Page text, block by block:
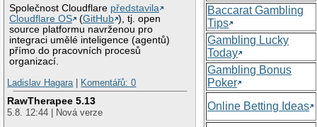
Společnost Cloudflare představila
Cloudflare OS
(GitHub ), tj. open
source platformu navrženou pro
integraci umělé inteligence (agentů)
přímo do pracovních procesů
organizací.
Ladislav Hagara
Komentářů: 0
RawTherapee 5.13
5.8. 12:44 | Nová verze
Baccarat Gambling
Tips
Gambling Lucky
Today
Gambling Bonus
Poker
Online Betting Ideas